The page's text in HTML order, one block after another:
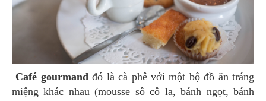
Café gourmandđó là cà phê với một bộ đồ ăn tráng
miệng khác nhau (mousse sô cô la, bánh ngọt, bánh